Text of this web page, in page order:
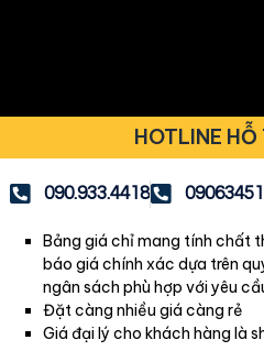
HOTLINE
090.933.4418
Bảng giá chỉ mang tính chất
báo giá chính xác dựa trên
ngân sách phù hợp với yêu
Đặt càng nhiều giá càng rẻ
Giá đại lý cho khách hàng là